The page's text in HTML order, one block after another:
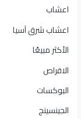
اعشاب
اعشاب شرق آسيا
الأكثر مبيعًا​
الاقراص
البوكسات
الجينسينج